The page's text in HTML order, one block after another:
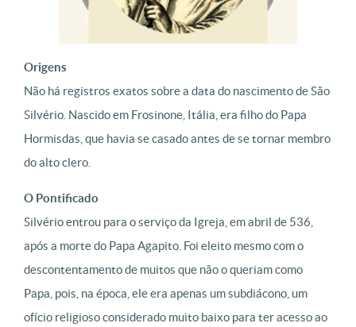
Origens
Não há registros exatos sobre a data do nascimento de São
Silvério. Nascido em Frosinone, Itália, era filho do Papa
Hormisdas, que havia se casado antes de se tornar membro
do alto clero.
O Pontificado
Silvério entrou para o serviço da Igreja, em abril de 536,
após a morte do Papa Agapito. Foi eleito mesmo com o
descontentamento de muitos que não o queriam como
Papa, pois, na época, ele era apenas um subdiácono, um
ofício religioso considerado muito baixo para ter acesso ao